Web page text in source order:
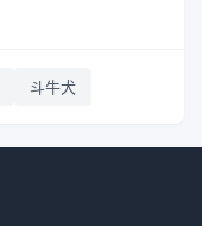
斗牛犬